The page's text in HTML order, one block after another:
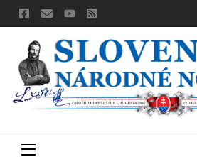
Skip
to
content
Menu